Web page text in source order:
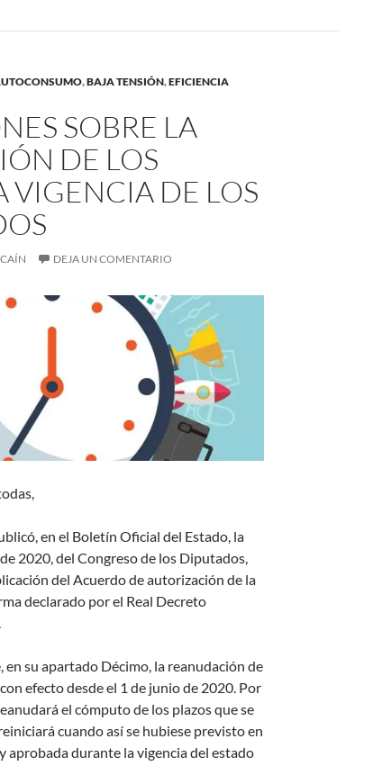
,BAJA TENSIÓN,EFICIENCIA
SOBRE LA
DE LOS
VIGENCIA DE LOS
DEJA UN COMENTARIO
en el Boletín Oficial del Estado, la
2020, del Congreso de los Diputados,
del Acuerdo de autorización de la
declarado por el Real Decreto
en su apartado Décimo, la reanudación de
efecto desde el 1 de junio de 2020. Por
el cómputo de los plazos que se
cuando así se hubiese previsto en
aprobada durante la vigencia del estado